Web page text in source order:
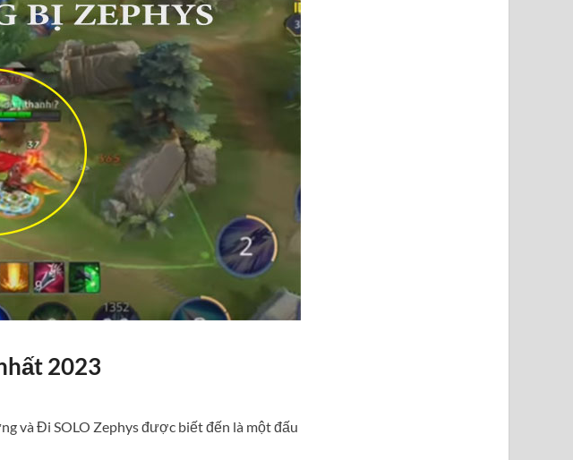
2023
và Đi SOLO Zephys được biết đến là một đấu